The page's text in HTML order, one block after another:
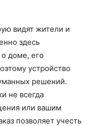
видят жители и
здесь
доме, его
устройство
решений.
не всегда
или вашим
позволяет учесть